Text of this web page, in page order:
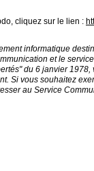
cliquez sur le lien :
informatique
et le
du 6 janvier
Si vous souhaitez
au Service